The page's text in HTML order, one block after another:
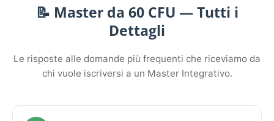
📝 Master da 60 CFU — Tutti i
Dettagli
Le risposte alle domande più frequenti che riceviamo da
chi vuole iscriversi a un Master Integrativo.